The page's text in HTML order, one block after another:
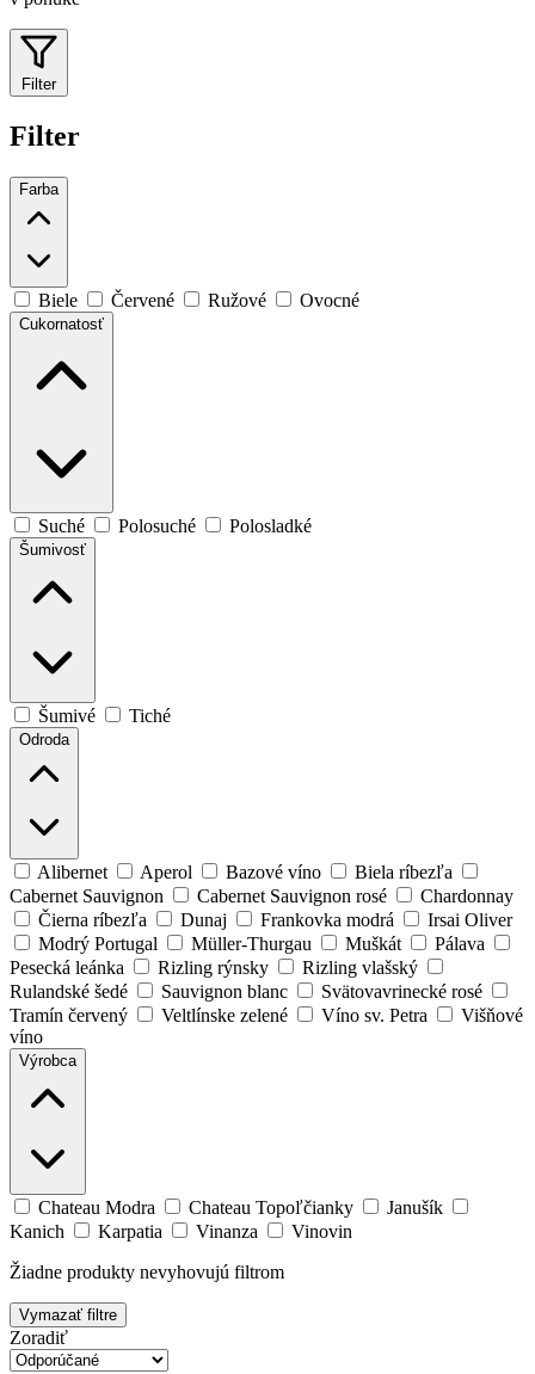
Filter
Filter
Farba
Biele Červené Ružové Ovocné
Cukornatosť
Suché Polosuché Polosladké
Šumivosť
Šumivé Tiché
Odroda
Alibernet Aperol Bazové víno
Biela ríbezľa
Cabernet Sauvignon
Cabernet Sauvignon rosé
Chardonnay
Čierna ríbezľa
Dunaj Frankovka modrá
Irsai Oliver
Modrý Portugal
Müller-Thurgau Muškát
Pálava
Pesecká leánka
Rizling rýnsky
Rizling vlašský
Rulandské šedé
Sauvignon blanc
Svätovavrinecké rosé
Tramín červený
Veltlínske zelené Víno sv. Petra
Višňové
víno
Výrobca
Chateau Modra Chateau Topoľčianky
Janušík
Kanich
Karpatia Vinanza
Vinovin
Žiadne produkty nevyhovujú filtrom
Vymazať filtre
Zoradiť